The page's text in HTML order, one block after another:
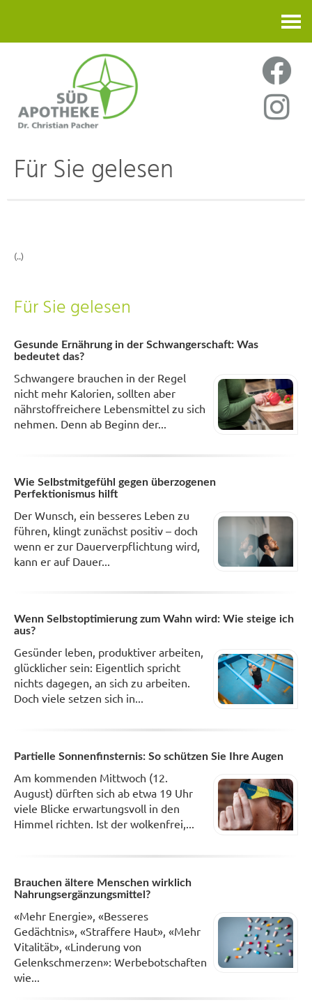
Für Sie gelesen
(..)
Für Sie gelesen
Gesunde Ernährung in der Schwangerschaft: Was
bedeutet das?
Schwangere brauchen in der Regel
nicht mehr Kalorien, sollten aber
nährstoffreichere Lebensmittel zu sich
nehmen. Denn ab Beginn der...
Wie Selbstmitgefühl gegen überzogenen
Perfektionismus hilft
Der Wunsch, ein besseres Leben zu
führen, klingt zunächst positiv – doch
wenn er zur Dauerverpflichtung wird,
kann er auf Dauer...
Wenn Selbstoptimierung zum Wahn wird: Wie steige ich
aus?
Gesünder leben, produktiver arbeiten,
glücklicher sein: Eigentlich spricht
nichts dagegen, an sich zu arbeiten.
Doch viele setzen sich in...
Partielle Sonnenfinsternis: So schützen Sie Ihre Augen
Am kommenden Mittwoch (12.
August) dürften sich ab etwa 19 Uhr
viele Blicke erwartungsvoll in den
Himmel richten. Ist der wolkenfrei,...
Brauchen ältere Menschen wirklich
Nahrungsergänzungsmittel?
«Mehr Energie», «Besseres
Gedächtnis», «Straffere Haut», «Mehr
Vitalität», «Linderung von
Gelenkschmerzen»: Werbebotschaften
wie...